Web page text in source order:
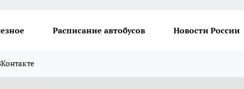
Расписание автобусов Новости России